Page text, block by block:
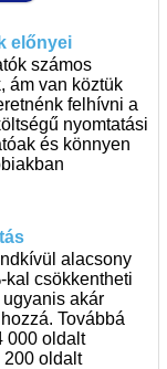
előnyei
számos
ám van köztük
felhívni a
nyomtatási
és könnyen
alacsony
kal csökkentheti
akár
Továbbá
000 oldalt
200 oldalt